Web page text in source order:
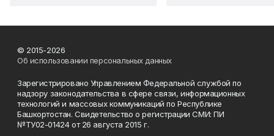
© 2015-2026
Об использовании персональных данных
Зарегистрировано Управлением Федеральной службой по
надзору законодательства в сфере связи, информационных
технологий и массовых коммуникаций по Республике
Башкортостан. Свидетельство о регистрации СМИ: ПИ
№ТУ02-01424 от 26 августа 2015 г.